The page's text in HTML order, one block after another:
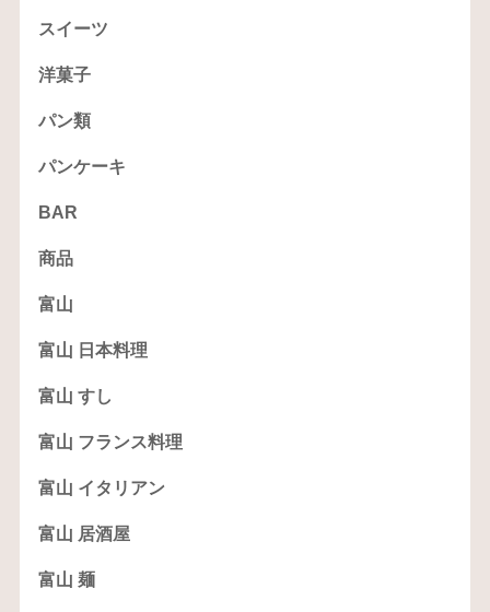
スイーツ
洋菓子
パン類
パンケーキ
BAR
商品
富山
富山 日本料理
富山 すし
富山 フランス料理
富山 イタリアン
富山 居酒屋
富山 麺